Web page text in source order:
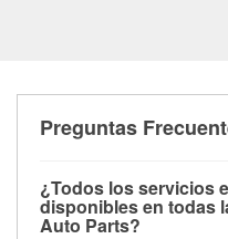
Preguntas
¿Todos los servicios
disponibles en todas
Auto Parts?